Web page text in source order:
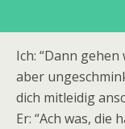
Ich: “Dann
aber
dich mitleidig
Er: “Ach was, die